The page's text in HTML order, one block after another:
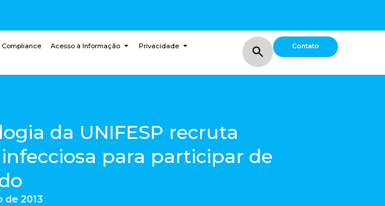
Compliance Acesso à Informação Privacidade Contato
da UNIFESP recruta
para participar de
de 2013